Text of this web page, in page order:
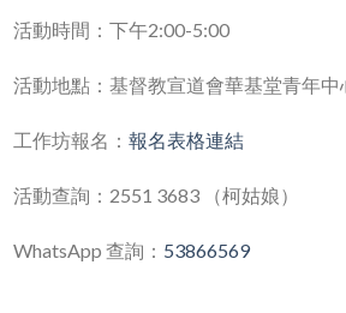
活動時間：下午2:00-5:00
活動地點：基督教宣道會華基堂青年中
工作坊報名： 報名表格連結
活動查詢：2551 3683 （柯姑娘）
WhatsApp 查詢： 53866569